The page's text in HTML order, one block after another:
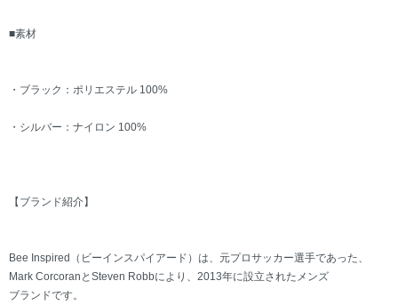
■素材
・ブラック：ポリエステル 100%
・シルバー：ナイロン 100%
【ブランド紹介】
Bee Inspired（ビーインスパイアード）は、元プロサッカー選手であった、
Mark CorcoranとSteven Robbにより、2013年に設立されたメンズ
ブランドです。